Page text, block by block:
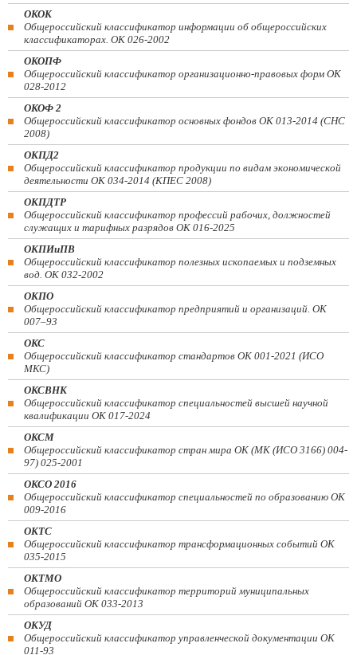
ОКОК
Общероссийский классификатор информации об общероссийских
классификаторах. ОК 026-2002
ОКОПФ
Общероссийский классификатор организационно-правовых форм ОК
028-2012
ОКОФ 2
Общероссийский классификатор основных фондов ОК 013-2014 (СНС
2008)
ОКПД2
Общероссийский классификатор продукции по видам экономической
деятельности ОК 034-2014 (КПЕС 2008)
ОКПДТР
Общероссийский классификатор профессий рабочих, должностей
служащих и тарифных разрядов ОК 016-2025
ОКПИиПВ
Общероссийский классификатор полезных ископаемых и подземных
вод. ОК 032-2002
ОКПО
Общероссийский классификатор предприятий и организаций. ОК
007–93
ОКС
Общероссийский классификатор стандартов ОК 001-2021 (ИСО
МКС)
ОКСВНК
Общероссийский классификатор специальностей высшей научной
квалификации ОК 017-2024
ОКСМ
Общероссийский классификатор стран мира ОК (МК (ИСО 3166) 004-
97) 025-2001
ОКСО 2016
Общероссийский классификатор специальностей по образованию ОК
009-2016
ОКТС
Общероссийский классификатор трансформационных событий ОК
035-2015
ОКТМО
Общероссийский классификатор территорий муниципальных
образований ОК 033-2013
ОКУД
Общероссийский классификатор управленческой документации ОК
011-93